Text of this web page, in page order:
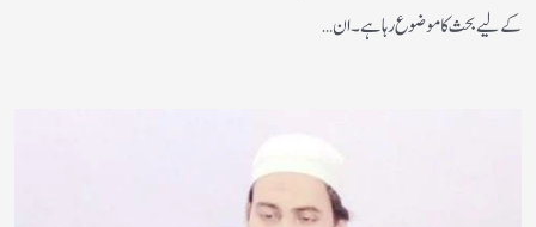
کے لیے بحث کا موضوع رہا ہے۔ ان…